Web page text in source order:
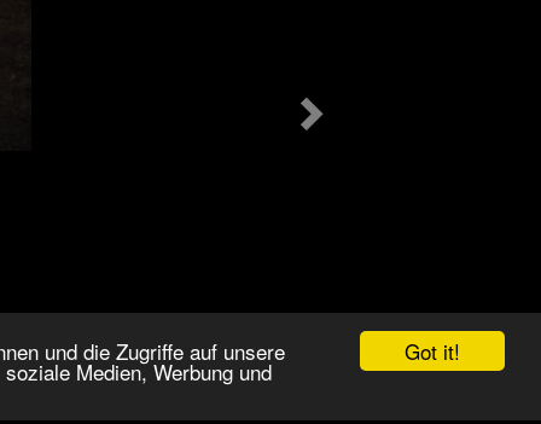
Got it!
und die Zugriffe auf unsere
Medien, Werbung und